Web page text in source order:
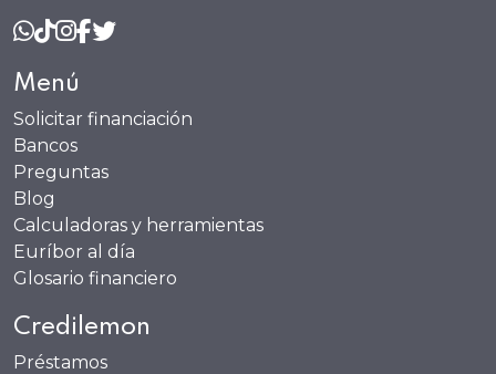
Menú
Solicitar financiación
Bancos
Preguntas
Blog
Calculadoras y herramientas
Euríbor al día
Glosario financiero
Credilemon
Préstamos